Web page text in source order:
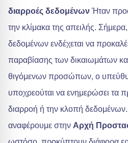
διαρροές δεδομένων Ήταν
την κλίμακα της απειλής.
δεδομένων ενδέχεται να
παραβίασης των δικαιωμάτων
θιγόμενων προσώπων, ο
υποχρεούται να ενημερώσει τα
διαρροή ή την κλοπή
αναφέρουμε στην Αρχή